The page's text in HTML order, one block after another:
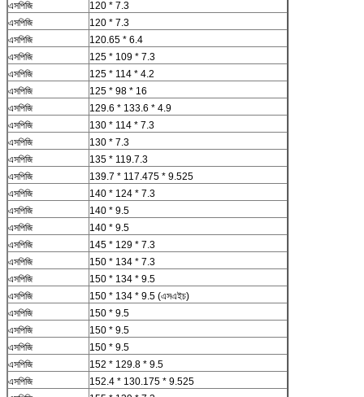
এসপিজি
120 * 7.3
এসপিজি
120 * 7.3
এসপিজি
120.65 * 6.4
এসপিজি
125 * 109 * 7.3
এসপিজি
125 * 114 * 4.2
এসপিজি
125 * 98 * 16
এসপিজি
129.6 * 133.6 * 4.9
এসপিজি
130 * 114 * 7.3
এসপিজি
130 * 7.3
এসপিজি
135 * 119.7.3
এসপিজি
139.7 * 117.475 * 9.525
এসপিজি
140 * 124 * 7.3
এসপিজি
140 * 9.5
এসপিজি
140 * 9.5
এসপিজি
145 * 129 * 7.3
এসপিজি
150 * 134 * 7.3
এসপিজি
150 * 134 * 9.5
এসপিজি
150 * 134 * 9.5 (এসএইচ)
এসপিজি
150 * 9.5
এসপিজি
150 * 9.5
এসপিজি
150 * 9.5
এসপিজি
152 * 129.8 * 9.5
এসপিজি
152.4 * 130.175 * 9.525